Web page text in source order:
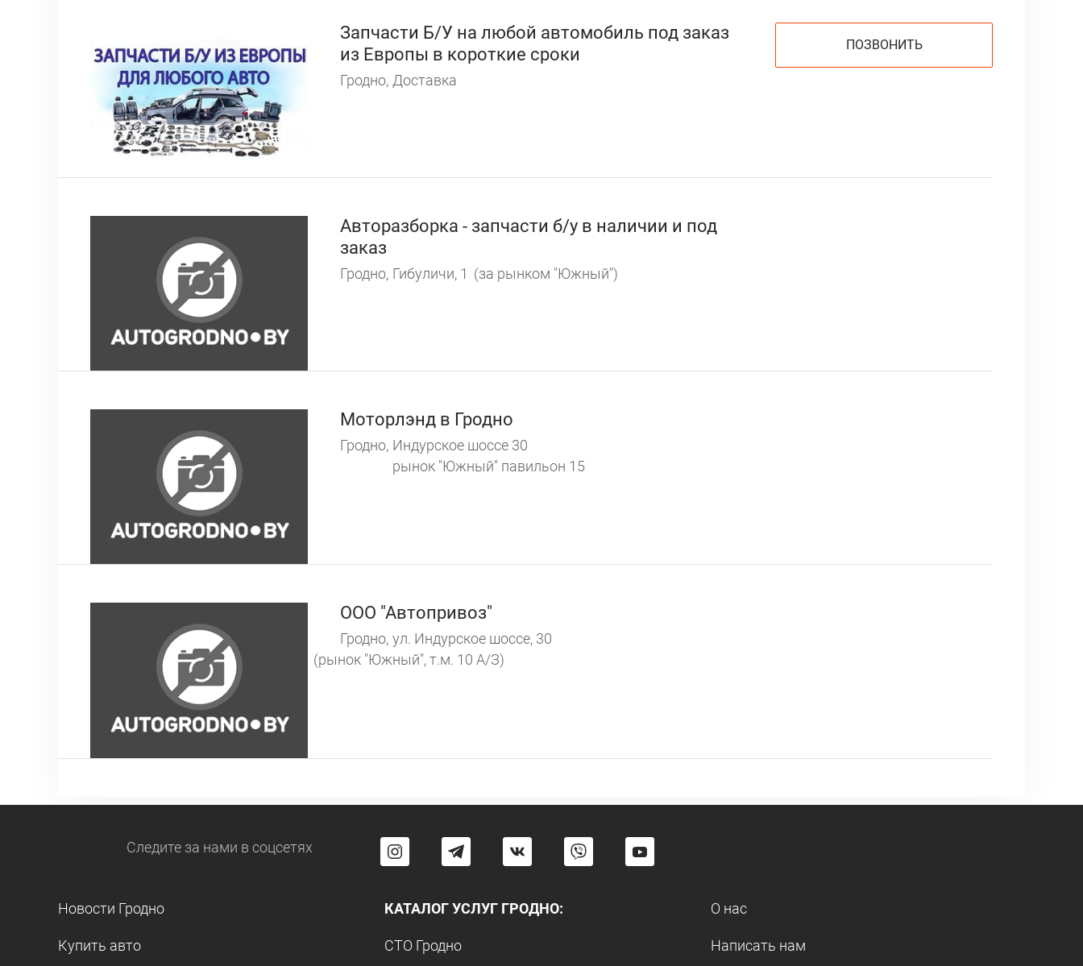
Запчасти Б/У на любой автомобиль под заказ
из Европы в короткие сроки
Гродно, Доставка
ПОЗВОНИТЬ
Авторазборка - запчасти б/у в наличии и под
заказ
Гродно, Гибуличи, 1 (за рынком "Южный")
Моторлэнд в Гродно
Гродно, Индурское шоссе 30
рынок "Южный" павильон 15
ООО "Автопривоз"
Гродно, ул. Индурское шоссе, 30
(рынок "Южный", т.м. 10 А/З)
Следите за нами в соцсетях
Новости Гродно
Купить авто
КАТАЛОГ УСЛУГ ГРОДНО:
СТО Гродно
О нас
Написать нам